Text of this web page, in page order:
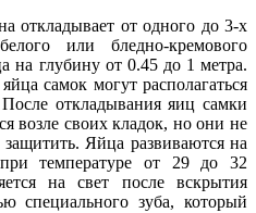
откладывает от одного до 3-х
или бледно-кремового
на глубину от 0.45 до 1 метра.
самок могут располагаться
откладывания яиц самки
возле своих кладок, но они не
Яйца развиваются на
температуре от 29 до 32
на свет после вскрытия
специального зуба, который